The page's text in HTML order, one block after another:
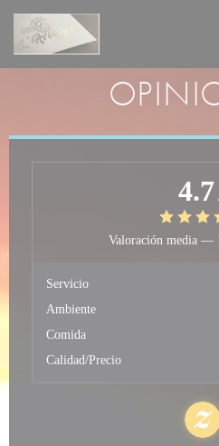
4.7
Valoración media —
Servicio
Ambiente
Comida
Calidad/Precio